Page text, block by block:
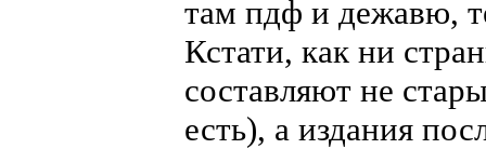
там пдф и дежавю,
Кстати, как ни
составляют не
есть), а издания